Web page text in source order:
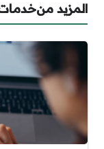
المزيد من